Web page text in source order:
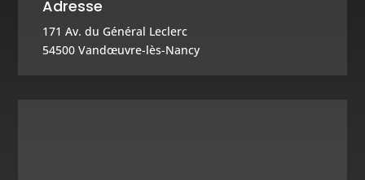
Adresse
171 Av. du Général Leclerc
54500 Vandœuvre-lès-Nancy